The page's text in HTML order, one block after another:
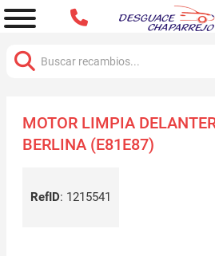
MOTOR LIMPIA
BERLINA (E81E87)
RefID: 1215541